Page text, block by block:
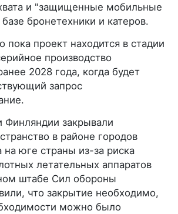
и "защищенные мобильные
бронетехники и катеров.
пока проект находится в стадии
производство
2028 года, когда будет
запрос
Финляндии закрывали
в районе городов
на юге страны из-за риска
летательных аппаратов
штабе Сил обороны
что закрытие необходимо,
можно было